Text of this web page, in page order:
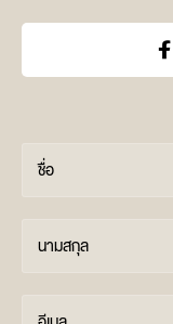
ชื่อ
นามสกุล